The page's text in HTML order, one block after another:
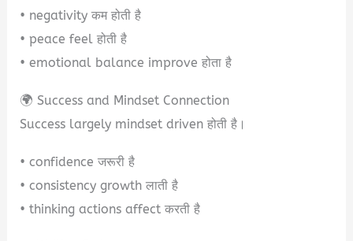
• negativity कम होती है
• peace feel होती है
• emotional balance improve होता है
🌍 Success and Mindset Connection
Success largely mindset driven होती है।
• confidence जरूरी है
• consistency growth लाती है
• thinking actions affect करती है